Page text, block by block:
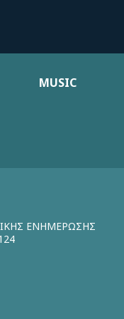
MUSIC
ΕΝΗΜΕΡΩΣΗΣ